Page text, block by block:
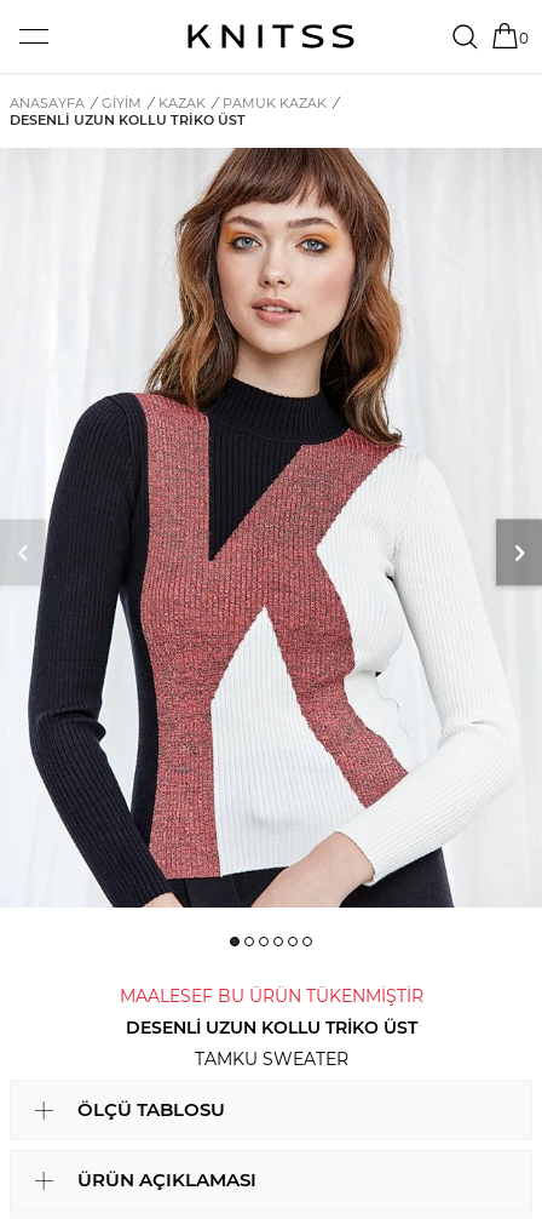
0
ANASAYFA / GİYİM / KAZAK / PAMUK KAZAK /
DESENLI UZUN KOLLU TRIKO ÜST
MAALESEF BU ÜRÜN TÜKENMİŞTİR
DESENLI UZUN KOLLU TRIKO ÜST
TAMKU SWEATER
ÖLÇÜ TABLOSU
ÜRÜN AÇIKLAMASI